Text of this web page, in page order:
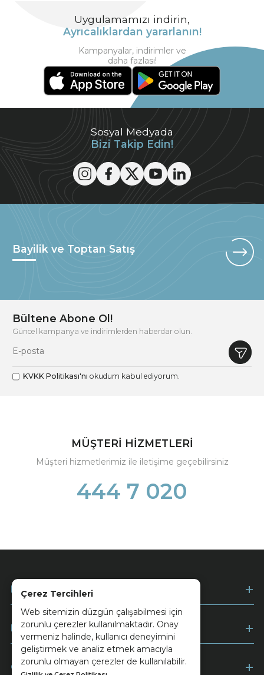
Çerez Tercihleri
Web sitemizin düzgün çalışabilmesi için
zorunlu çerezler kullanılmaktadır. Onay
vermeniz halinde, kullanıcı deneyimini
geliştirmek ve analiz etmek amacıyla
zorunlu olmayan çerezler de kullanılabilir.
Sosyal Medyada
Bizi Takip Edin!
Uygulamamızı indirin,
Ayrıcalıklardan yararlanın!
Kampanyalar, indirimler ve
daha fazlası!
Bayilik ve Toptan Satış
Bültene Abone Ol!
Güncel kampanya ve indirimlerden haberdar olun.
KVKK Politikası'nı okudum kabul ediyorum.
MÜŞTERİ HİZMETLERİ
Müşteri hizmetlerimiz ile iletişime geçebilirsiniz
444 7 020
Kurumsal
Müşteri Hizmetleri
Ödeme